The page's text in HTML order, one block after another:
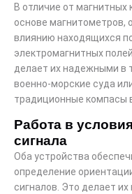
В отличие от магнитных
основе магнитометров,
влиянию находящихся
электромагнитных
делает их надежными в
военно-морские суда
традиционные компасы
Работа в
сигнала
Оба устройства
определение
сигналов. Это делает